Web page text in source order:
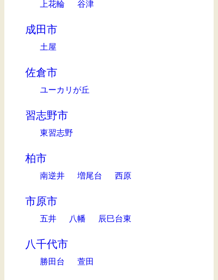
上花輪 谷津
成田市
土屋
佐倉市
ユーカリが丘
習志野市
東習志野
柏市
南逆井 増尾台 西原
市原市
五井 八幡 辰巳台東
八千代市
勝田台 萱田